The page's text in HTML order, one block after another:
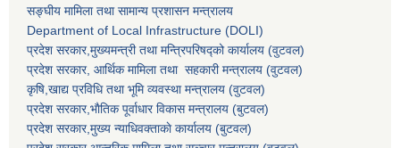
सङ्‍घीय मामिला तथा सामान्य प्रशासन मन्त्रालय
Department of Local Infrastructure (DOLI)
प्रदेश सरकार,मुख्यमन्त्री तथा मन्त्रिपरिषद्को कार्यालय (वुटवल)
प्रदेश सरकार, आर्थिक मामिला तथा सहकारी मन्त्रालय (वुटवल)
कृषि,खाद्य प्रविधि तथा भूमि व्यवस्था मन्त्रालय (वुटवल)
प्रदेश सरकार,भाैतिक पूर्वाधार विकास मन्त्रालय (बुटवल)
प्रदेश सरकार,मुख्य न्याधिवक्ताकाे कार्यालय (बुटवल)